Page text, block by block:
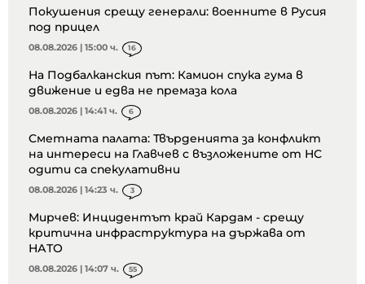
Покушения срещу генерали: военните в Русия
под прицел
08.08.2026 | 15:00 ч. 16
На Подбалканския път: Камион спука гума в
движение и едва не премаза кола
08.08.2026 | 14:41 ч. 6
Сметната палата: Твърденията за конфликт
на интереси на Главчев с възложените от НС
одити са спекулативни
08.08.2026 | 14:23 ч. 3
Мирчев: Инцидентът край Кардам - срещу
критична инфраструктура на държава от
НАТО
08.08.2026 | 14:07 ч. 55